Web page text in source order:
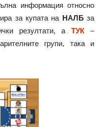
информация относно
за купата на НАЛБза
резултати, а ТУК –
групи, така и